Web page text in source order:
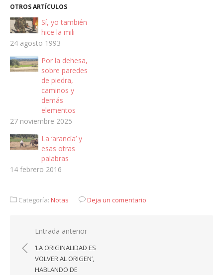
OTROS ARTÍCULOS
Sí, yo también
hice la mili
24 agosto 1993
Por la dehesa,
sobre paredes
de piedra,
caminos y
demás
elementos
27 noviembre 2025
La ‘arancía’ y
esas otras
palabras
14 febrero 2016
Categoría: Notas Deja un comentario
Navegación
de
entradas
Entrada anterior
‘LA ORIGINALIDAD ES
VOLVER AL ORIGEN’,
HABLANDO DE